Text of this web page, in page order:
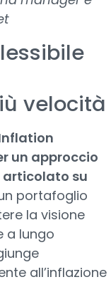
velocità
un approccio
su
portafoglio
la visione
a lungo
all’inflazione